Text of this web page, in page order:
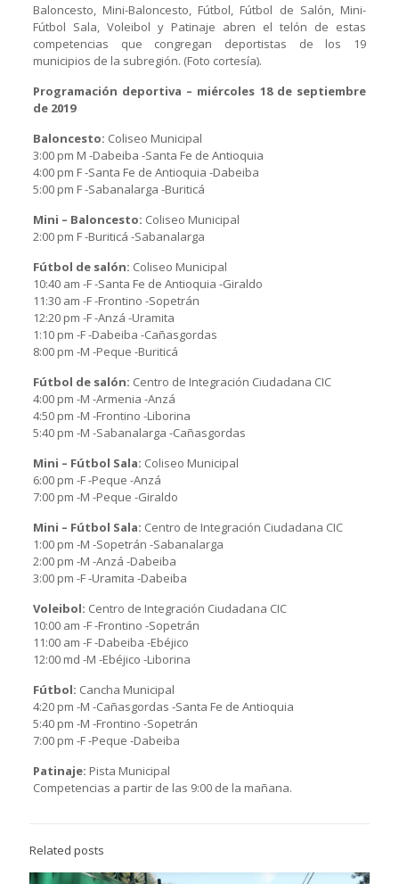
Baloncesto, Mini-Baloncesto, Fútbol, Fútbol de Salón, Mini-
Fútbol Sala, Voleibol y Patinaje abren el telón de estas
competencias que congregan deportistas de los 19
municipios de la subregión. (Foto cortesía).
Programación deportiva – miércoles 18 de septiembre
de 2019
Baloncesto: Coliseo Municipal
3:00 pm M -Dabeiba -Santa Fe de Antioquia
4:00 pm F -Santa Fe de Antioquia -Dabeiba
5:00 pm F -Sabanalarga -Buriticá
Mini – Baloncesto: Coliseo Municipal
2:00 pm F -Buriticá -Sabanalarga
Fútbol de salón: Coliseo Municipal
10:40 am -F -Santa Fe de Antioquia -Giraldo
11:30 am -F -Frontino -Sopetrán
12:20 pm -F -Anzá -Uramita
1:10 pm -F -Dabeiba -Cañasgordas
8:00 pm -M -Peque -Buriticá
Fútbol de salón: Centro de Integración Ciudadana CIC
4:00 pm -M -Armenia -Anzá
4:50 pm -M -Frontino -Liborina
5:40 pm -M -Sabanalarga -Cañasgordas
Mini – Fútbol Sala: Coliseo Municipal
6:00 pm -F -Peque -Anzá
7:00 pm -M -Peque -Giraldo
Mini – Fútbol Sala: Centro de Integración Ciudadana CIC
1:00 pm -M -Sopetrán -Sabanalarga
2:00 pm -M -Anzá -Dabeiba
3:00 pm -F -Uramita -Dabeiba
Voleibol: Centro de Integración Ciudadana CIC
10:00 am -F -Frontino -Sopetrán
11:00 am -F -Dabeiba -Ebéjico
12:00 md -M -Ebéjico -Liborina
Fútbol: Cancha Municipal
4:20 pm -M -Cañasgordas -Santa Fe de Antioquia
5:40 pm -M -Frontino -Sopetrán
7:00 pm -F -Peque -Dabeiba
Patinaje: Pista Municipal
Competencias a partir de las 9:00 de la mañana.
Related posts